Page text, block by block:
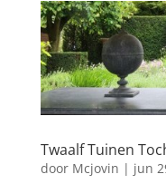
Twaalf Tuinen
door Mcjovin | jun